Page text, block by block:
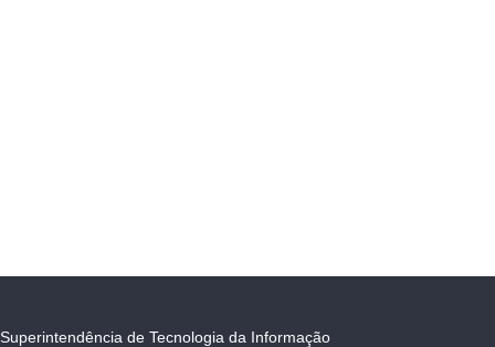
Superintendência de Tecnologia da Informação